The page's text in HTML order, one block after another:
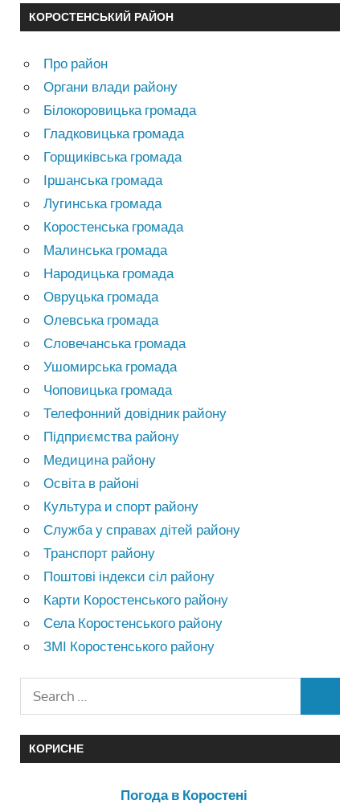
КОРОСТЕНСЬКИЙ РАЙОН
Про район
Органи влади району
Білокоровицька громада
Гладковицька громада
Горщиківська громада
Іршанська громада
Лугинська громада
Коростенська громада
Малинська громада
Народицька громада
Овруцька громада
Олевська громада
Словечанська громада
Ушомирська громада
Чоповицька громада
Телефонний довідник району
Підприємства району
Медицина району
Освіта в районі
Культура и спорт району
Служба у справах дітей району
Транспорт району
Поштові індекси сіл району
Карти Коростенського району
Села Коростенського району
ЗМІ Коростенського району
КОРИСНЕ
Погода в Коростені